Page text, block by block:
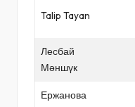
Talip Tayan
Лесбай
Мәншүк
Ержанова